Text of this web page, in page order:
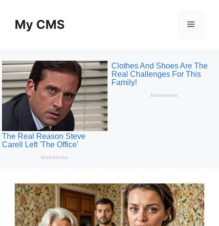
contentMy CMS Menu